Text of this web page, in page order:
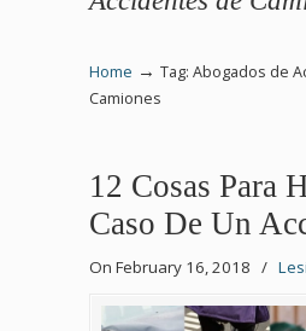
Home → Tag: Abogados de
Camiones
12 Cosas Para
Caso De Un
On February 16, 2018 /